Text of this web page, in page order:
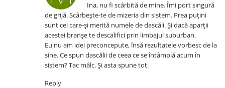
Ina, nu fi scârbită de mine. Îmi port singură
de grijă. Scârbeşte-te de mizeria din sistem. Prea puţini
sunt cei care-şi merită numele de dascăli. Şi dacă aparţii
acestei branşe te descalifici prin limbajul suburban.
Eu nu am idei preconcepute, însă rezultatele vorbesc de la
sine. Ce spun dascălii de ceea ce se întâmplă acum în
sistem? Tac mâlc. Şi asta spune tot.
Reply